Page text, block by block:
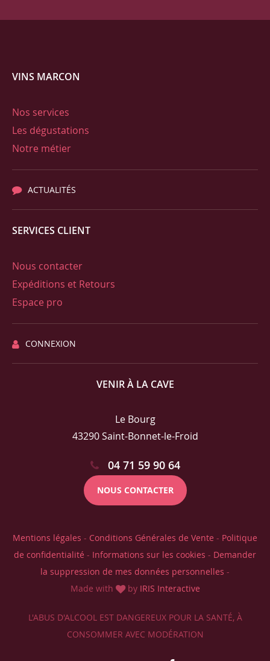
VINS MARCON
Nos services
Les dégustations
Notre métier
ACTUALITÉS
SERVICES CLIENT
Nous contacter
Expéditions et Retours
Espace pro
CONNEXION
VENIR À LA CAVE
Le Bourg
43290 Saint-Bonnet-le-Froid
04 71 59 90 64
NOUS CONTACTER
Mentions légales - Conditions Générales de Vente - Politique
de confidentialité - Informations sur les cookies - Demander
la suppression de mes données personnelles -
Made with
by IRIS Interactive
L'ABUS D'ALCOOL EST DANGEREUX POUR LA SANTÉ, À
CONSOMMER AVEC MODÉRATION